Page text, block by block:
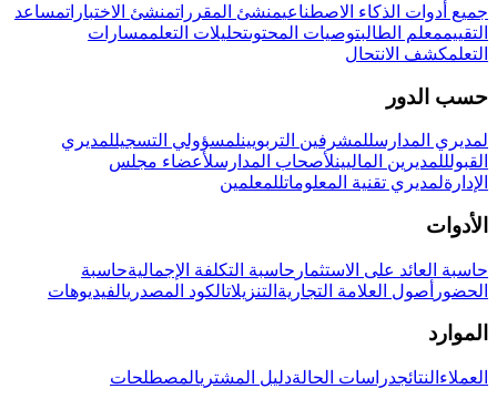
جميع أدوات الذكاء الاصطناعيمنشئ المقرراتمنشئ الاختباراتمساعد
التقييممعلم الطالبتوصيات المحتوىتحليلات التعلممسارات
التعلمكشف الانتحال
حسب الدور
لمديري المدارسللمشرفين التربويينلمسؤولي التسجيللمديري
القبولللمديرين الماليينلأصحاب المدارسلأعضاء مجلس
الإدارةلمديري تقنية المعلوماتللمعلمين
الأدوات
حاسبة العائد على الاستثمار حاسبة التكلفة الإجماليةحاسبة
الحضور أصول العلامة التجارية التنزيلاتالكود المصدريالفيديوهات
الموارد
العملاء النتائجدراسات الحالةدليل المشتريالمصطلحات